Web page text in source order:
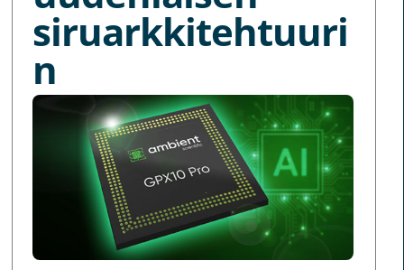
siruarkkitehtuuri
n